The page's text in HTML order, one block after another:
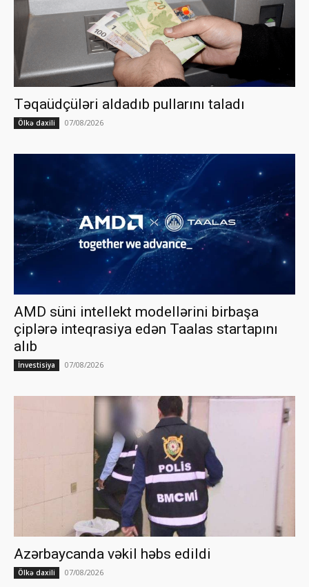
Təqaüdçüləri aldadıb pullarını taladı
Ölkə daxili 07/08/2026
AMD süni intellekt modellərini birbaşa
çiplərə inteqrasiya edən Taalas startapını
alıb
İnvestisiya 07/08/2026
Azərbaycanda vəkil həbs edildi
Ölkə daxili 07/08/2026